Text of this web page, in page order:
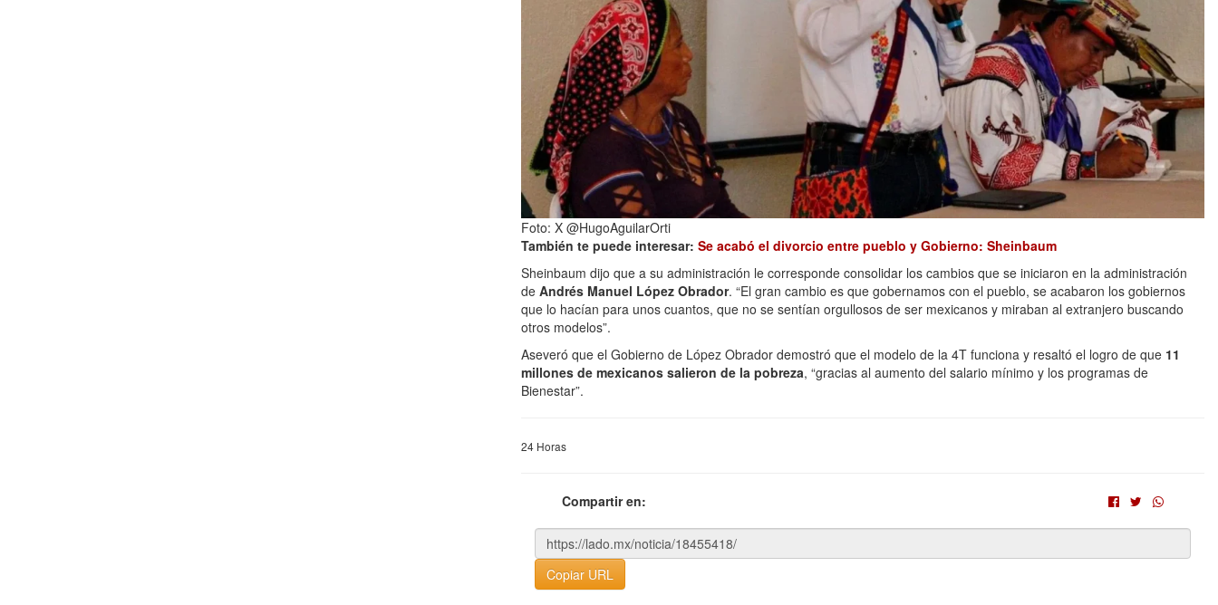
Foto: X @HugoAguilarOrti
También te puede interesar: Se acabó el divorcio entre pueblo y Gobierno: Sheinbaum
Sheinbaum dijo que a su administración le corresponde consolidar los cambios que se iniciaron en la administración
de Andrés Manuel López Obrador. “El gran cambio es que gobernamos con el pueblo, se acabaron los gobiernos
que lo hacían para unos cuantos, que no se sentían orgullosos de ser mexicanos y miraban al extranjero buscando
otros modelos”.
Aseveró que el Gobierno de López Obrador demostró que el modelo de la 4T funciona y resaltó el logro de que 11
millones de mexicanos salieron de la pobreza, “gracias al aumento del salario mínimo y los programas de
Bienestar”.
24 Horas
Compartir en:
Copiar URL